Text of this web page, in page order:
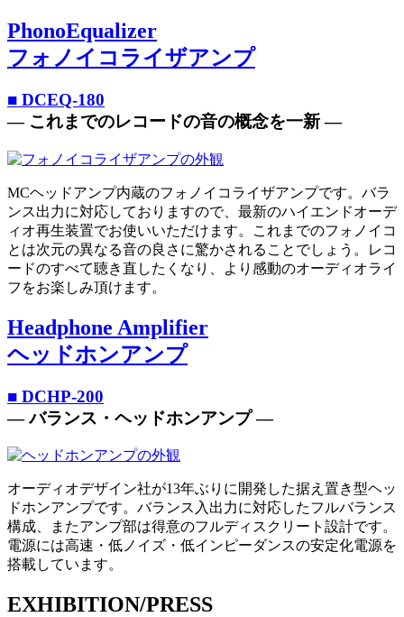
PhonoEqualizer
フォノイコライザアンプ
■ DCEQ-180
― これまでのレコードの音の概念を一新 ―
MCヘッドアンプ内蔵のフォノイコライザアンプです。バラ
ンス出力に対応しておりますので、最新のハイエンドオーデ
ィオ再生装置でお使いいただけます。これまでのフォノイコ
とは次元の異なる音の良さに驚かされることでしょう。レコ
ードのすべて聴き直したくなり、より感動のオーディオライ
フをお楽しみ頂けます。
Headphone Amplifier
ヘッドホンアンプ
■ DCHP-200
― バランス・ヘッドホンアンプ ―
オーディオデザイン社が13年ぶりに開発した据え置き型ヘッ
ドホンアンプです。バランス入出力に対応したフルバランス
構成、またアンプ部は得意のフルディスクリート設計です。
電源には高速・低ノイズ・低インピーダンスの安定化電源を
搭載しています。
EXHIBITION/PRESS